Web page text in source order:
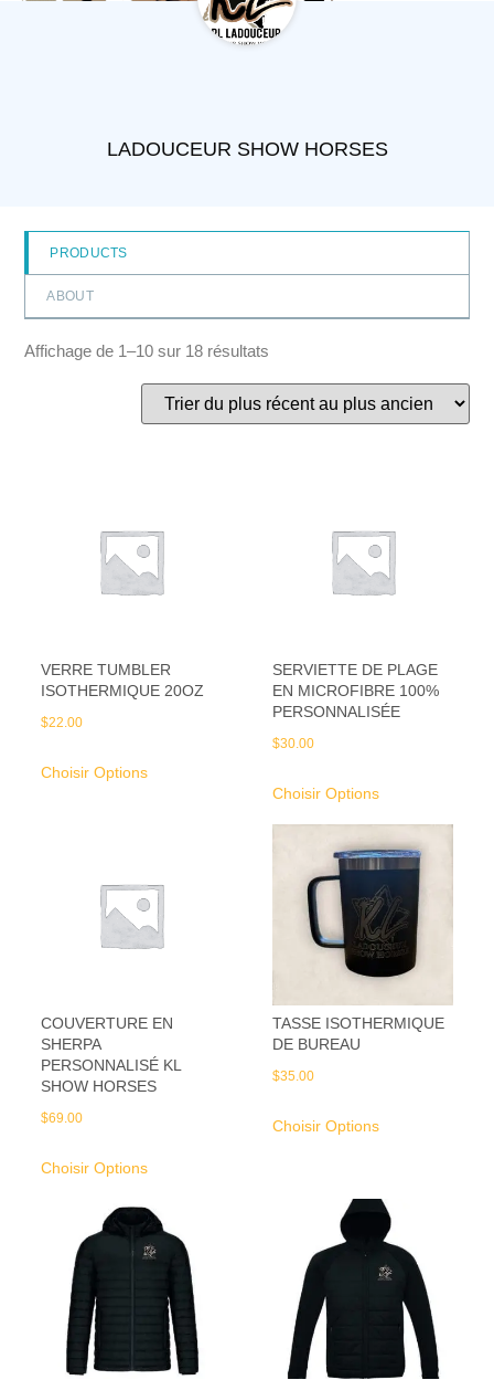
LADOUCEUR SHOW HORSES
PRODUCTS
ABOUT
Affichage de 1–10 sur 18 résultats
VERRE TUMBLER
ISOTHERMIQUE 20OZ
$22.00
Choisir Options
SERVIETTE DE PLAGE
EN MICROFIBRE 100%
PERSONNALISÉE
$30.00
Choisir Options
COUVERTURE EN
SHERPA
PERSONNALISÉ KL
SHOW HORSES
$69.00
Choisir Options
TASSE ISOTHERMIQUE
DE BUREAU
$35.00
Choisir Options